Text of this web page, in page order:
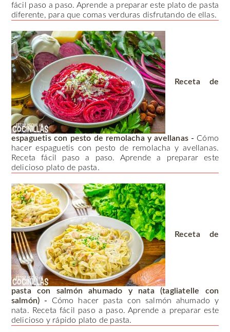
fácil paso a paso. Aprende a preparar este plato de pasta
diferente, para que comas verduras disfrutando de ellas.
Receta de
espaguetis con pesto de remolacha y avellanas - Cómo
hacer espaguetis con pesto de remolacha y avellanas.
Receta fácil paso a paso. Aprende a preparar este
delicioso plato de pasta.
Receta de
pasta con salmón ahumado y nata (tagliatelle con
salmón)
-
Cómo hacer pasta con salmón ahumado y
nata. Receta fácil paso a paso. Aprende a preparar este
delicioso y rápido plato de pasta.